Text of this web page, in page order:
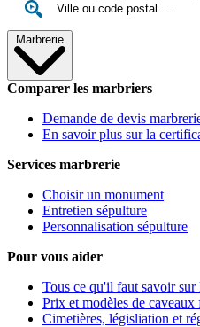
Marbrerie
Comparer les marbriers
Demande de devis
En savoir plus sur la
Services marbrerie
Choisir un monument
Entretien sépulture
Personnalisation sépulture
Pour vous aider
Tous ce qu'il faut savoir sur
Prix et modèles de caveaux
Cimetières, législiation et